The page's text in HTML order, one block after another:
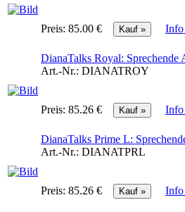
Preis: 85.00 € Info
DianaTalks Royal:
Art.-Nr.: DIANATROY
Preis: 85.26 € Info
DianaTalks Prime L:
Art.-Nr.: DIANATPRL
Preis: 85.26 € Info